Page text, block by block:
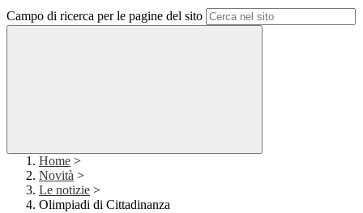
Campo di ricerca per le pagine del sito
Home >
Novità >
Le notizie >
Olimpiadi di Cittadinanza